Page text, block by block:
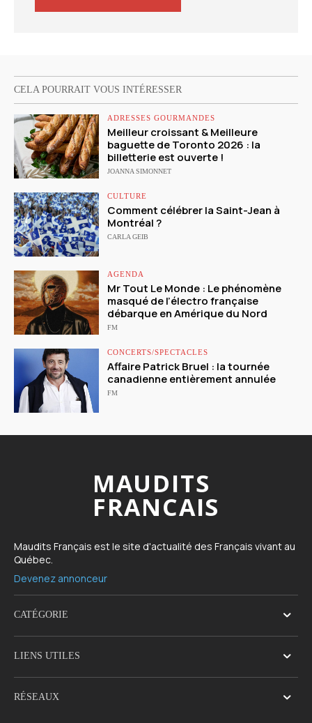
CELA POURRAIT VOUS INTÉRESSER
ADRESSES GOURMANDES
Meilleur croissant & Meilleure
baguette de Toronto 2026 : la
billetterie est ouverte !
JOANNA SIMONNET
CULTURE
Comment célébrer la Saint-Jean à
Montréal ?
CARLA GEIB
AGENDA
Mr Tout Le Monde : Le phénomène
masqué de l’électro française
débarque en Amérique du Nord
FM
CONCERTS/SPECTACLES
Affaire Patrick Bruel : la tournée
canadienne entièrement annulée
FM
MAUDITS
FRANCAIS
Maudits Français est le site d'actualité des Français vivant au
Québec.
Devenez annonceur
CATÉGORIE
LIENS UTILES
RÉSEAUX